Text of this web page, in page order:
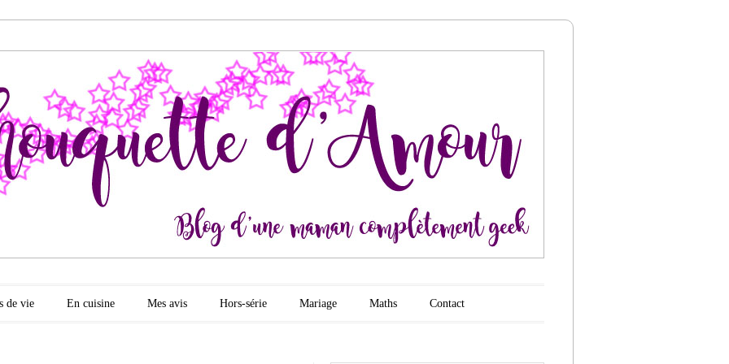
d'amour
de vie En cuisine Mes avis Hors-série Mariage Maths Contact